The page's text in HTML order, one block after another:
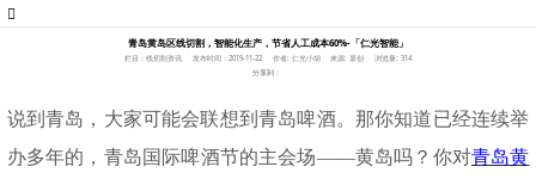
青岛黄岛区线切割，智能化生产，节省人工成本60%-「仁光智能」
栏目：线切割资讯 发布时间：2019-11-22 作者: 仁光小胡 来源: 原创
浏览量: 314
分享到：
说到青岛，大家可能会联想到青岛啤酒。那你知道已经连续举
办多年的，青岛国际啤酒节的主会场——黄岛吗？你对青岛黄